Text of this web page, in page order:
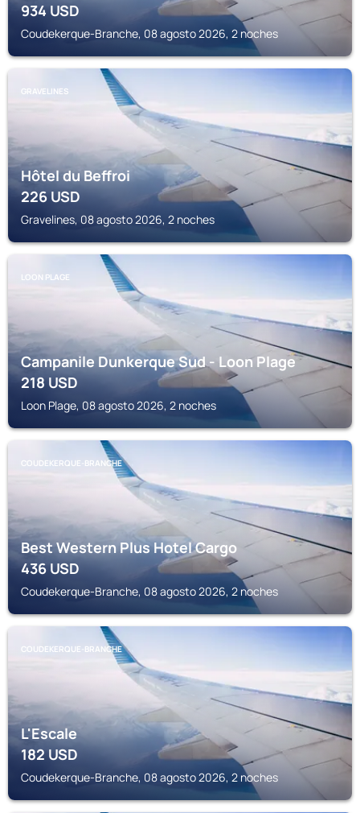
934USD
Coudekerque-Branche, 08 agosto 2026, 2 noches
GRAVELINES
Hôtel du Beffroi
226USD
Gravelines, 08 agosto 2026, 2 noches
LOON PLAGE
Campanile Dunkerque Sud - Loon Plage
218USD
Loon Plage, 08 agosto 2026, 2 noches
COUDEKERQUE-BRANCHE
Best Western Plus Hotel Cargo
436USD
Coudekerque-Branche, 08 agosto 2026, 2 noches
COUDEKERQUE-BRANCHE
L'Escale
182USD
Coudekerque-Branche, 08 agosto 2026, 2 noches